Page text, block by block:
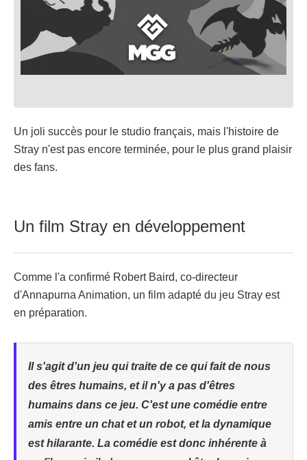
Un joli succès pour le studio français, mais l'histoire de
Stray n'est pas encore terminée, pour le plus grand plaisir
des fans.
Un film Stray en développement
Comme l'a confirmé Robert Baird, co-directeur
d'Annapurna Animation, un film adapté du jeu Stray est
en préparation.
Il s'agit d'un jeu qui traite de ce qui fait de nous
des êtres humains, et il n'y a pas d'êtres
humains dans ce jeu. C'est une comédie entre
amis entre un chat et un robot, et la dynamique
est hilarante. La comédie est donc inhérente à